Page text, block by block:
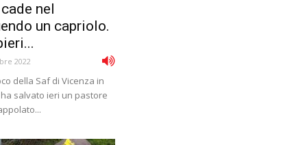
nel
un capriolo.
2022
della Saf di Vicenza in
salvato ieri un pastore